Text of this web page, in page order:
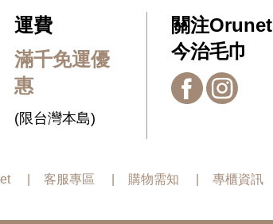
運費
滿千免運優
惠
(限台灣本島)
關注Orunet
今治毛巾
客服專區 購物需知 專櫃資訊